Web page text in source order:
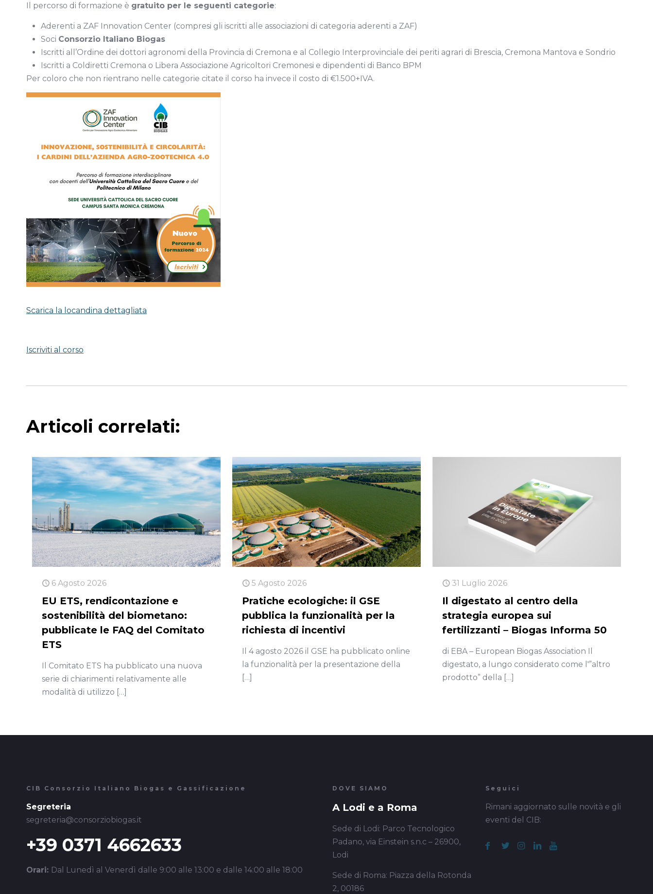
Il percorso di formazione è gratuito per le seguenti categorie:
Aderenti a ZAF Innovation Center (compresi gli iscritti alle associazioni di categoria aderenti a ZAF)
Soci Consorzio Italiano Biogas
Iscritti all’Ordine dei dottori agronomi della Provincia di Cremona e al Collegio Interprovinciale dei periti agrari di Brescia, Cremona Mantova e Sondrio
Iscritti a Coldiretti Cremona o Libera Associazione Agricoltori Cremonesi e dipendenti di Banco BPM
Per coloro che non rientrano nelle categorie citate il corso ha invece il costo di €1.500+IVA.
Scarica la locandina dettagliata
Iscriviti al corso
Articoli correlati:
6 Agosto 2026
EU ETS, rendicontazione e
sostenibilità del biometano:
pubblicate le FAQ del Comitato
ETS
Il Comitato ETS ha pubblicato una nuova
serie di chiarimenti relativamente alle
modalità di utilizzo […]
5 Agosto 2026
Pratiche ecologiche: il GSE
pubblica la funzionalità per la
richiesta di incentivi
Il 4 agosto 2026 il GSE ha pubblicato online
la funzionalità per la presentazione della
[…]
31 Luglio 2026
Il digestato al centro della
strategia europea sui
fertilizzanti – Biogas Informa 50
di EBA – European Biogas Association Il
digestato, a lungo considerato come l'”altro
prodotto” della […]
CIB Consorzio Italiano Biogas e Gassificazione
Segreteria
segreteria@consorziobiogas.it
+39 0371 4662633
Orari: Dal Lunedì al Venerdì dalle 9:00 alle 13:00 e dalle 14:00 alle 18:00
DOVE SIAMO
A Lodi e a Roma
Sede di Lodi: Parco Tecnologico
Padano, via Einstein s.n.c – 26900,
Lodi
Sede di Roma: Piazza della Rotonda
2, 00186
Seguici
Rimani aggiornato sulle novità e gli
eventi del CIB: